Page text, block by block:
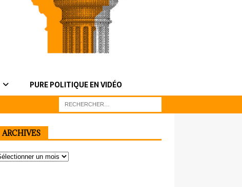
PURE POLITIQUE EN VIDÉO
ARCHIVES